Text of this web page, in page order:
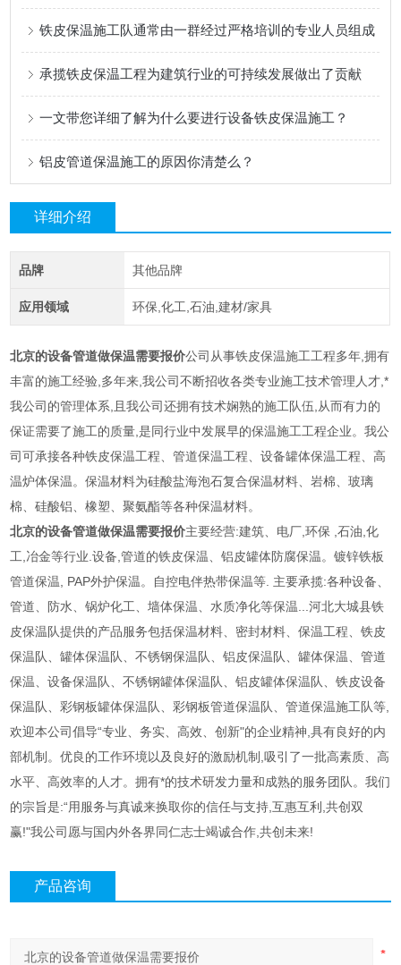
铁皮保温施工队通常由一群经过严格培训的专业人员组成
承揽铁皮保温工程为建筑行业的可持续发展做出了贡献
一文带您详细了解为什么要进行设备铁皮保温施工？
铝皮管道保温施工的原因你清楚么？
详细介绍
品牌 其他品牌
应用领域 环保,化工,石油,建材/家具
北京的设备管道做保温需要报价公司从事铁皮保温施工工程多年,拥有
丰富的施工经验,多年来,我公司不断招收各类专业施工技术管理人才,*
我公司的管理体系,且我公司还拥有技术娴熟的施工队伍,从而有力的
保证需要了施工的质量,是同行业中发展早的保温施工工程企业。我公
司可承接各种铁皮保温工程、管道保温工程、设备罐体保温工程、高
温炉体保温。保温材料为硅酸盐海泡石复合保温材料、岩棉、玻璃
棉、硅酸铝、橡塑、聚氨酯等各种保温材料。
北京的设备管道做保温需要报价主要经营:建筑、电厂,环保 ,石油,化
工,冶金等行业.设备,管道的铁皮保温、铝皮罐体防腐保温。镀锌铁板
管道保温, PAP外护保温。自控电伴热带保温等. 主要承揽:各种设备、
管道、防水、锅炉化工、墙体保温、水质净化等保温...河北大城县铁
皮保温队提供的产品服务包括保温材料、密封材料、保温工程、铁皮
保温队、罐体保温队、不锈钢保温队、铝皮保温队、罐体保温、管道
保温、设备保温队、不锈钢罐体保温队、铝皮罐体保温队、铁皮设备
保温队、彩钢板罐体保温队、彩钢板管道保温队、管道保温施工队等,
欢迎本公司倡导“专业、务实、高效、创新"的企业精神,具有良好的内
部机制。优良的工作环境以及良好的激励机制,吸引了一批高素质、高
水平、高效率的人才。拥有*的技术研发力量和成熟的服务团队。我们
的宗旨是:“用服务与真诚来换取你的信任与支持,互惠互利,共创双
赢!"我公司愿与国内外各界同仁志士竭诚合作,共创未来!
产品咨询